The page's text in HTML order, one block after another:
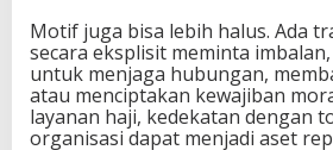
Motif juga bisa lebih halus. Ada
secara eksplisit meminta
untuk menjaga hubungan,
atau menciptakan kewajiban
layanan haji, kedekatan dengan
organisasi dapat menjadi aset